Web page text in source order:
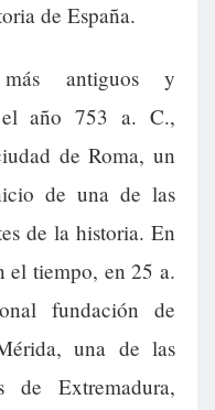
de España.
antiguos y
el año 753 a. C.,
de Roma, un
de una de las
de la historia. En
el tiempo, en 25 a.
fundación de
una de las
de Extremadura,